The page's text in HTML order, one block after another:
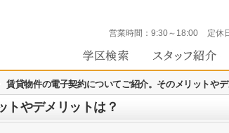
営業時間： 9:30～18:00 定休
賃貸物件の電子契約についてご紹介。そのメリットやデ
トやデメリットは？